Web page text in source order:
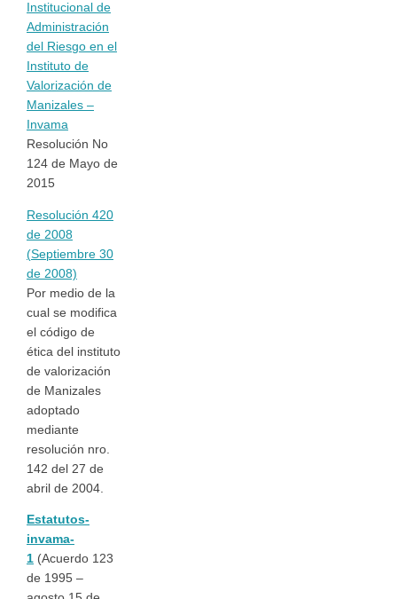
Institucional de
Administración
del Riesgo en el
Instituto de
Valorización de
Manizales –
Invama
Resolución No
124 de Mayo de
2015
Resolución 420
de 2008
(Septiembre 30
de 2008)
Por medio de la
cual se modifica
el código de
ética del instituto
de valorización
de Manizales
adoptado
mediante
resolución nro.
142 del 27 de
abril de 2004.
Estatutos-
invama-
1 (Acuerdo 123
de 1995 –